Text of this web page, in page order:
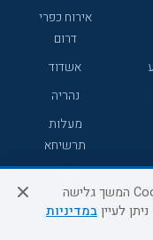
אירוח כפרי
דרום
אשדוד
נהריה
מעלות
תרשיחא
צפת
דרום
לידיעתך, באתר זה נעשה שימוש בקבצי Cookies המשך גלישה
לעייןבמדיניות